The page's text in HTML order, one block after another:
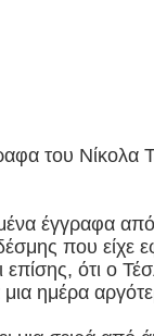
του
έγγραφα
που είχε
επίσης, ότι ο
ημέρα